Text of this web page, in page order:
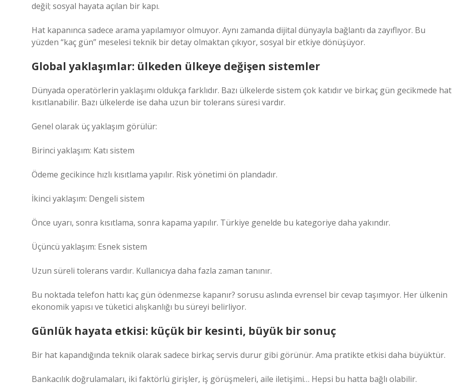
değil; sosyal hayata açılan bir kapı.
Hat kapanınca sadece arama yapılamıyor olmuyor. Aynı zamanda dijital dünyayla bağlantı da zayıflıyor. Bu
yüzden “kaç gün” meselesi teknik bir detay olmaktan çıkıyor, sosyal bir etkiye dönüşüyor.
Global yaklaşımlar: ülkeden ülkeye değişen sistemler
Dünyada operatörlerin yaklaşımı oldukça farklıdır. Bazı ülkelerde sistem çok katıdır ve birkaç gün gecikmede hat
kısıtlanabilir. Bazı ülkelerde ise daha uzun bir tolerans süresi vardır.
Genel olarak üç yaklaşım görülür:
Birinci yaklaşım: Katı sistem
Ödeme gecikince hızlı kısıtlama yapılır. Risk yönetimi ön plandadır.
İkinci yaklaşım: Dengeli sistem
Önce uyarı, sonra kısıtlama, sonra kapama yapılır. Türkiye genelde bu kategoriye daha yakındır.
Üçüncü yaklaşım: Esnek sistem
Uzun süreli tolerans vardır. Kullanıcıya daha fazla zaman tanınır.
Bu noktada telefon hattı kaç gün ödenmezse kapanır? sorusu aslında evrensel bir cevap taşımıyor. Her ülkenin
ekonomik yapısı ve tüketici alışkanlığı bu süreyi belirliyor.
Günlük hayata etkisi: küçük bir kesinti, büyük bir sonuç
Bir hat kapandığında teknik olarak sadece birkaç servis durur gibi görünür. Ama pratikte etkisi daha büyüktür.
Bankacılık doğrulamaları, iki faktörlü girişler, iş görüşmeleri, aile iletişimi… Hepsi bu hatta bağlı olabilir.